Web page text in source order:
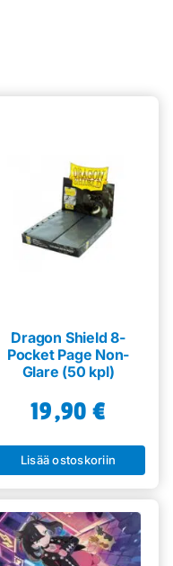
Dragon Shield 8-
Pocket Page Non-
Glare (50 kpl)
19,90 €
Lisää ostoskoriin